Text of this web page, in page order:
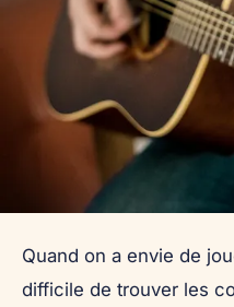
Quand on a envie de
difficile de trouver les